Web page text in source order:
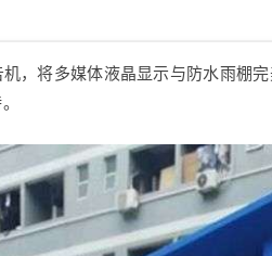
，将多媒体液晶显示与防水雨棚